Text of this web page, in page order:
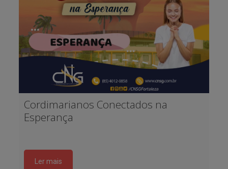
Cordimarianos Conectados na
Esperança
Ler mais